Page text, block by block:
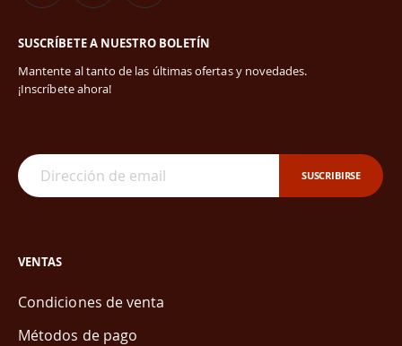
SUSCRÍBETE A NUESTRO BOLETÍN
Mantente al tanto de las últimas ofertas y novedades.
¡Inscríbete ahora!
SUSCRIBIRSE
VENTAS
Condiciones de venta
Métodos de pago